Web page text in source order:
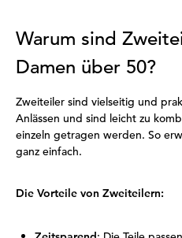
Warum sind
Damen über 50?
Zweiteiler sind vielseitig und
Anlässen und sind leicht zu
einzeln getragen werden. So
ganz einfach.
Die Vorteile von Zweiteilern: